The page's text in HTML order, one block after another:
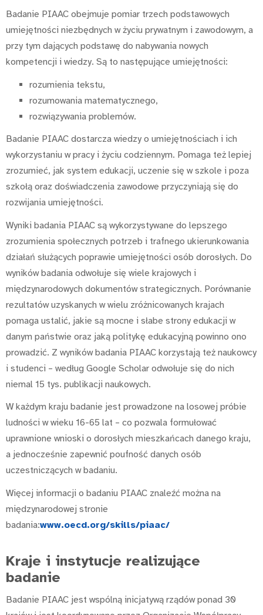
Badanie PIAAC obejmuje pomiar trzech podstawowych
umiejętności niezbędnych w życiu prywatnym i zawodowym, a
przy tym dających podstawę do nabywania nowych
kompetencji i wiedzy. Są to następujące umiejętności:
rozumienia tekstu,
rozumowania matematycznego,
rozwiązywania problemów.
Badanie PIAAC dostarcza wiedzy o umiejętnościach i ich
wykorzystaniu w pracy i życiu codziennym. Pomaga też lepiej
zrozumieć, jak system edukacji, uczenie się w szkole i poza
szkołą oraz doświadczenia zawodowe przyczyniają się do
rozwijania umiejętności.
Wyniki badania PIAAC są wykorzystywane do lepszego
zrozumienia społecznych potrzeb i trafnego ukierunkowania
działań służących poprawie umiejętności osób dorosłych. Do
wyników badania odwołuje się wiele krajowych i
międzynarodowych dokumentów strategicznych. Porównanie
rezultatów uzyskanych w wielu zróżnicowanych krajach
pomaga ustalić, jakie są mocne i słabe strony edukacji w
danym państwie oraz jaką politykę edukacyjną powinno ono
prowadzić. Z wyników badania PIAAC korzystają też naukowcy
i studenci – według Google Scholar odwołuje się do nich
niemal 15 tys. publikacji naukowych.
W każdym kraju badanie jest prowadzone na losowej próbie
ludności w wieku 16-65 lat – co pozwala formułować
uprawnione wnioski o dorosłych mieszkańcach danego kraju,
a jednocześnie zapewnić poufność danych osób
uczestniczących w badaniu.
Więcej informacji o badaniu PIAAC znaleźć można na
międzynarodowej stronie
badania:www.oecd.org/skills/piaac/
Kraje i instytucje realizujące
badanie
Badanie PIAAC jest wspólną inicjatywą rządów ponad 30